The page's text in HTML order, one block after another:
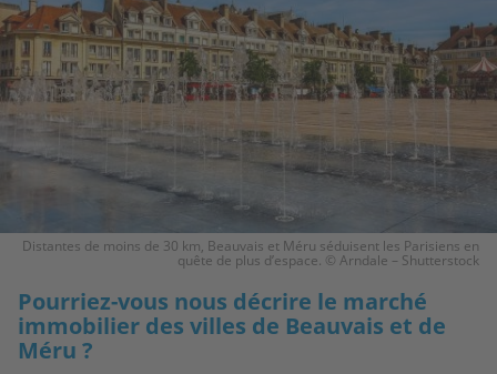
Distantes de moins de 30 km, Beauvais et Méru séduisent les Parisiens en
quête de plus d’espace. © Arndale – Shutterstock
Pourriez-vous nous décrire le marché
immobilier des villes de Beauvais et de
Méru ?